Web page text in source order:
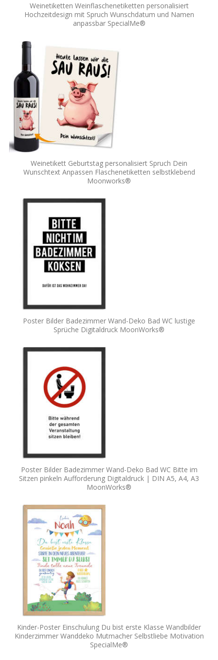
Weinetiketten Weinflaschenetiketten personalisiert
Hochzeitdesign mit Spruch Wunschdatum und Namen
anpassbar SpecialMe®
Weinetikett Geburtstag personalisiert Spruch Dein
Wunschtext Anpassen Flaschenetiketten selbstklebend
Moonworks®
Poster Bilder Badezimmer Wand-Deko Bad WC lustige
Sprüche Digitaldruck MoonWorks®
Poster Bilder Badezimmer Wand-Deko Bad WC Bitte im
Sitzen pinkeln Aufforderung Digitaldruck | DIN A5, A4, A3
MoonWorks®
Kinder-Poster Einschulung Du bist erste Klasse Wandbilder
Kinderzimmer Wanddeko Mutmacher Selbstliebe Motivation
SpecialMe®